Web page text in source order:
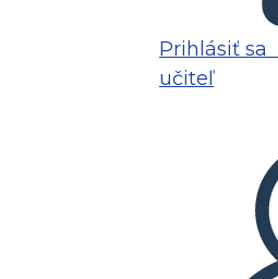
Prihlásiť sa
učiteľ